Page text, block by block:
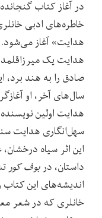
در آغاز کتاب
هدایت» آغاز می‌شود.
هدایت یک
صادق را به هند
سال‌های آخر، او
هدایت اولین
سهل‌انگاری‌ هدایت
این اثر سیاه
داستان، در بوف کور
اندیشه‌های این کتاب
خانلری که در شعر